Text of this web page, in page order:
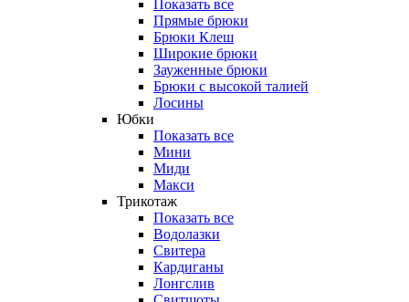
Показать все
Прямые брюки
Брюки Клеш
Широкие брюки
Зауженные брюки
Брюки с высокой талией
Лосины
Юбки
Показать все
Мини
Миди
Макси
Трикотаж
Показать все
Водолазки
Свитера
Кардиганы
Лонгслив